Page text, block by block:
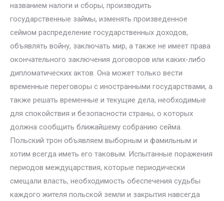
названием налоги и сборы, производить
государственные займы, изменять произведенное
сеймом распределение государственных доходов,
объявлять войну, заключать мир, а также не имеет права
окончательного заключения договоров или каких-либо
дипломатических актов. Она может только вести
временные переговоры с иностранными государствами, а
также решать временные и текущие дела, необходимые
для спокойствия и безопасности страны, о которых
должна сообщить ближайшему собранию сейма.
Польский трон объявляем выборным и фамильным и
хотим всегда иметь его таковым. Испытанные поражения
периодов междуцарствия, которые периодически
смещали власть, необходимость обеспечения судьбы
каждого жителя польской земли и закрытия навсегда